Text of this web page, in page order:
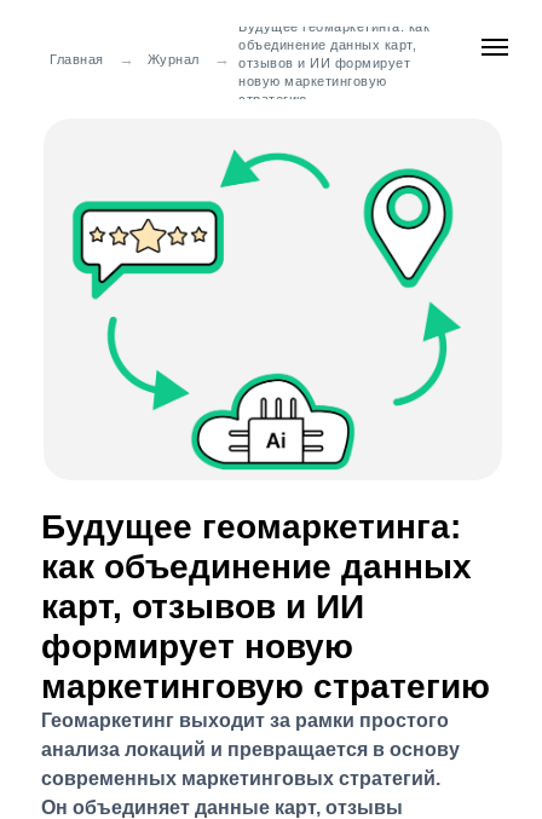
Журнал
Главная →
Будущее геомаркетинга: как
объединение данных карт,
отзывов и ИИ формирует
новую маркетинговую
стратегию
→
Будущее геомаркетинга:
как объединение данных
карт, отзывов и ИИ
формирует новую
маркетинговую стратегию
Геомаркетинг выходит за рамки простого
анализа локаций и превращается в основу
современных маркетинговых стратегий.
Он объединяет данные карт, отзывы